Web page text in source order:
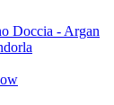
Doccia - Argan